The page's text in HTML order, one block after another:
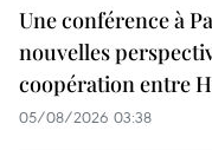
Une conférence à
nouvelles
coopération entre
05/08/2026 03:38